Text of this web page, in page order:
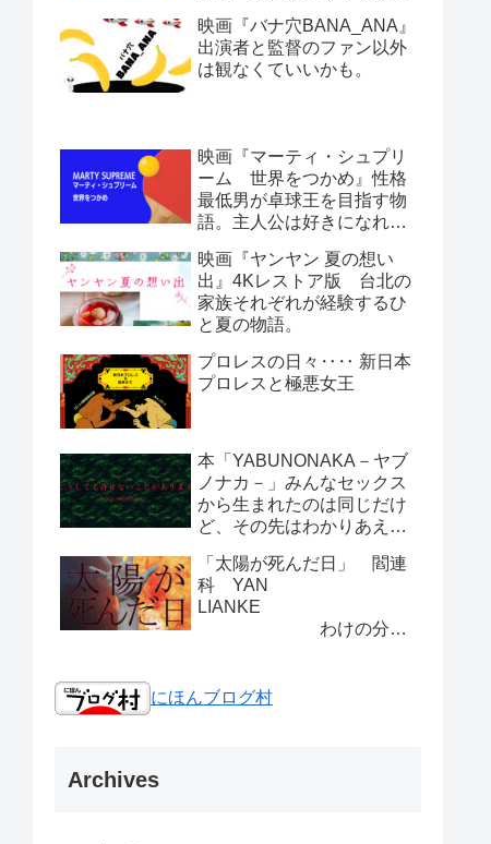
哲学と文化人類学。ほぼ会
話劇です。
映画『バナ穴BANA_ANA』
出演者と監督のファン以外
は観なくていいかも。
映画『マーティ・シュプリ
ーム 世界をつかめ』性格
最低男が卓球王を目指す物
語。主人公は好きになれな
映画『ヤンヤン 夏の想い
出』4Kレストア版 台北の
家族それぞれが経験するひ
と夏の物語。
プロレスの日々‥‥ 新日本
プロレスと極悪女王
本「YABUNONAKA－ヤブ
ノナカ－」みんなセックス
から生まれたのは同じだけ
ど、その先はわかりあえな
「太陽が死んだ日」 閻連
科 YAN
LIANKE
わけの分か
にほんブログ村
Archives